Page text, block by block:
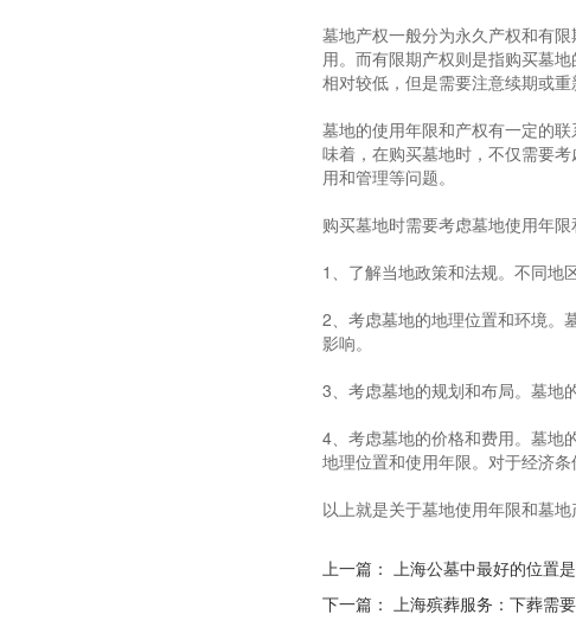
墓地产权一般分为永久产权和有
用。而有限期产权则是指购买墓
相对较低，但是需要注意续期或重
墓地的使用年限和产权有一定的
味着，在购买墓地时，不仅需要
用和管理等问题。
购买墓地时需要考虑墓地使用年
1、了解当地政策和法规。不同地
2、考虑墓地的地理位置和环境。
影响。
3、考虑墓地的规划和布局。墓地
4、考虑墓地的价格和费用。墓地
地理位置和使用年限。对于经济
以上就是关于墓地使用年限和墓
上一篇： 上海公墓中最好的位置
下一篇： 上海殡葬服务：下葬需